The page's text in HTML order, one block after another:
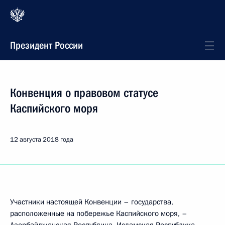
Президент России
Конвенция о правовом статусе
Каспийского моря
12 августа 2018 года
Участники настоящей Конвенции – государства,
расположенные на побережье Каспийского моря, –